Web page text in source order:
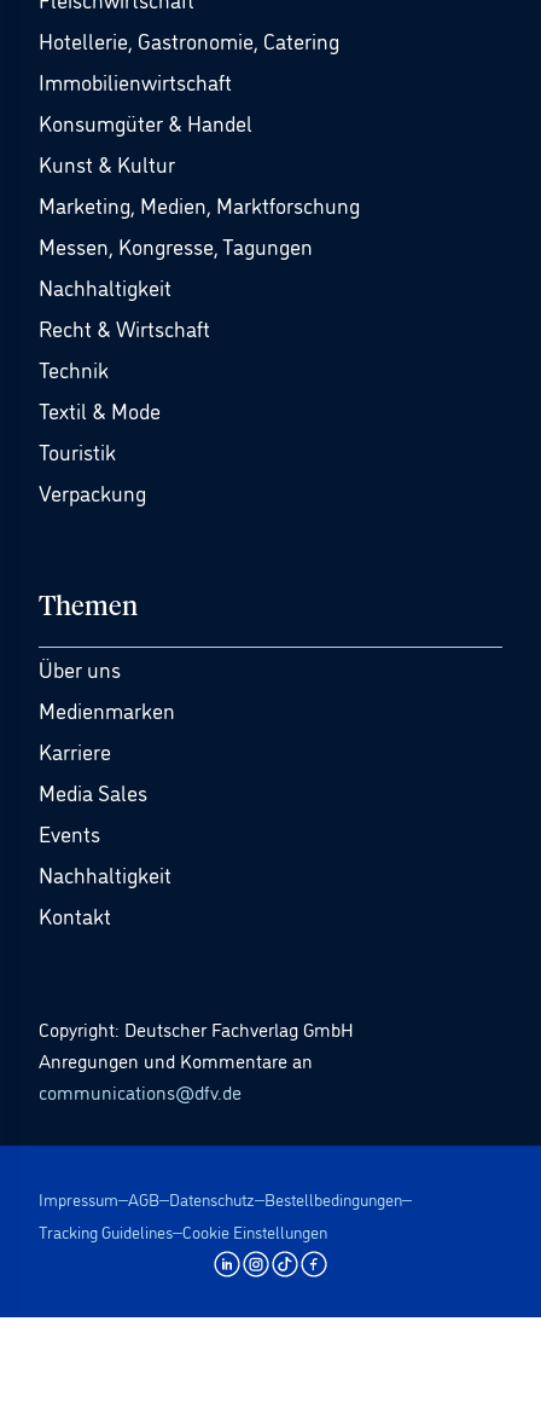
Hotellerie, Gastronomie, Catering
Immobilienwirtschaft
Konsumgüter & Handel
Kunst & Kultur
Marketing, Medien, Marktforschung
Messen, Kongresse, Tagungen
Nachhaltigkeit
Recht & Wirtschaft
Technik
Textil & Mode
Touristik
Verpackung
Themen
Über uns
Medienmarken
Karriere
Media Sales
Events
Nachhaltigkeit
Kontakt
Copyright: Deutscher Fachverlag GmbH
Anregungen und Kommentare an
communications@dfv.de
Impressum AGB Datenschutz Bestellbedingungen
Tracking Guidelines Cookie Einstellungen